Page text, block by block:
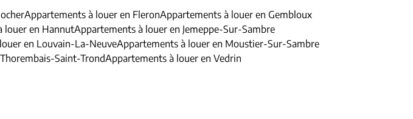
Appartements à louer en FleronAppartements à louer en Gembloux
louer en HannutAppartements à louer en Jemeppe-Sur-Sambre
en Louvain-La-NeuveAppartements à louer en Moustier-Sur-Sambre
Saint-TrondAppartements à louer en Vedrin